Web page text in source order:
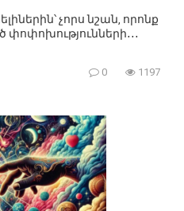
չորս նշան, որոնք
0 1197